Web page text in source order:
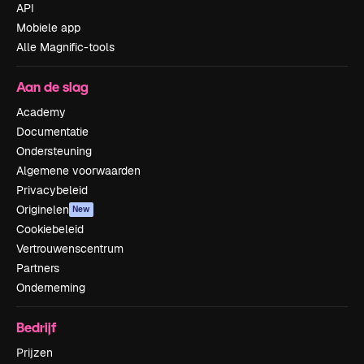
API
Mobiele app
Alle Magnific-tools
Aan de slag
Academy
Documentatie
Ondersteuning
Algemene voorwaarden
Privacybeleid
Originelen New
Cookiebeleid
Vertrouwenscentrum
Partners
Onderneming
Bedrijf
Prijzen